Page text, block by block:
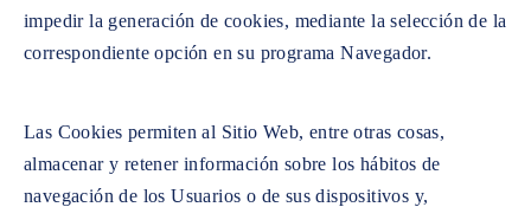
impedir la generación de cookies, mediante la selección de la
correspondiente opción en su programa Navegador.
Las Cookies permiten al Sitio Web, entre otras cosas,
almacenar y retener información sobre los hábitos de
navegación de los Usuarios o de sus dispositivos y,